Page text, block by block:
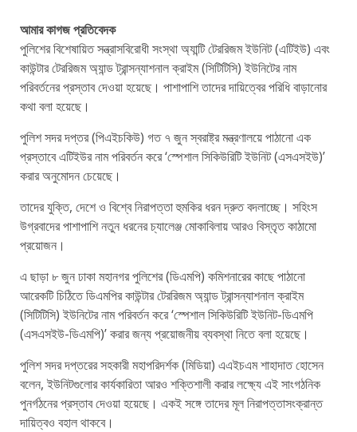
আমার কাগজ প্রতিবেদক
পুলিশের বিশেষায়িত সন্ত্রাসবিরোধী সংস্থা অ্যান্টি টেররিজম ইউনিট (এটিইউ) এবং
কাউন্টার টেররিজম অ্যান্ড ট্রান্সন্যাশনাল ক্রাইম (সিটিটিসি) ইউনিটের নাম
পরিবর্তনের প্রস্তাব দেওয়া হয়েছে। পাশাপাশি তাদের দায়িত্বের পরিধি বাড়ানোর
কথা বলা হয়েছে।
পুলিশ সদর দপ্তর (পিএইচকিউ) গত ৭ জুন স্বরাষ্ট্র মন্ত্রণালয়ে পাঠানো এক
প্রস্তাবে এটিইউর নাম পরিবর্তন করে ‘স্পেশাল সিকিউরিটি ইউনিট (এসএসইউ)’
করার অনুমোদন চেয়েছে।
তাদের যুক্তি, দেশে ও বিশ্বে নিরাপত্তা হুমকির ধরন দ্রুত বদলাচ্ছে। সহিংস
উগ্রবাদের পাশাপাশি নতুন ধরনের চ্যালেঞ্জ মোকাবিলায় আরও বিস্তৃত কাঠামো
প্রয়োজন।
এ ছাড়া ৮ জুন ঢাকা মহানগর পুলিশের (ডিএমপি) কমিশনারের কাছে পাঠানো
আরেকটি চিঠিতে ডিএমপির কাউন্টার টেররিজম অ্যান্ড ট্রান্সন্যাশনাল ক্রাইম
(সিটিটিসি) ইউনিটের নাম পরিবর্তন করে ‘স্পেশাল সিকিউরিটি ইউনিট-ডিএমপি
(এসএসইউ-ডিএমপি)’ করার জন্য প্রয়োজনীয় ব্যবস্থা নিতে বলা হয়েছে।
পুলিশ সদর দপ্তরের সহকারী মহাপরিদর্শক (মিডিয়া) এএইচএম শাহাদাত হোসেন
বলেন, ইউনিটগুলোর কার্যকারিতা আরও শক্তিশালী করার লক্ষ্যে এই সাংগঠনিক
পুনর্গঠনের প্রস্তাব দেওয়া হয়েছে। একই সঙ্গে তাদের মূল নিরাপত্তাসংক্রান্ত
দায়িত্বও বহাল থাকবে।